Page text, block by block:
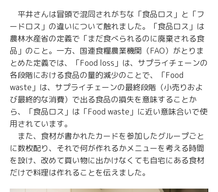
平井さんは冒頭で混同されがちな「食品ロス」と「フ
ードロス」の違いについて触れました。「食品ロス」は
農林水産省の定義で「まだ食べられるのに廃棄される食
品」のこと。一方、国連食糧農業機関（FAO）がとりま
とめた定義では、「Food loss」は、サプライチェーンの
各段階における食品の量的減少のことで、「Food
waste」は、サプライチェーンの最終段階（小売りおよ
び最終的な消費）で出る食品の損失を意味することか
ら、「食品ロス」は「Food waste」に近い意味合いで使
用されています。
また、食材が書かれたカードを参加したグループごと
に数枚配り、それで何が作れるかメニューを考える時間
を設け、改めて買い物に出かけなくても自宅にある食材
だけで料理は作れることを伝えました。